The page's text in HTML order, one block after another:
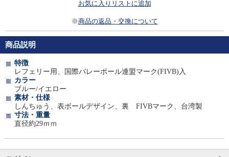
お気に入りリストに追加
※商品の返品・交換について
商品説明
特徴
レフェリー用、国際バレーボール連盟マーク(FIVB)入
カラー
ブルー/イエロー
素材・仕様
しんちゅう、表ボールデザイン、裏 FIVBマーク、台湾製
寸法・重量
直径約29ｍｍ